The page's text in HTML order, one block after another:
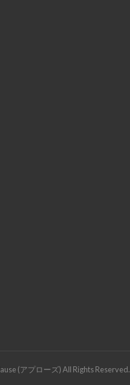
(アプローズ) All Rights Reserved.